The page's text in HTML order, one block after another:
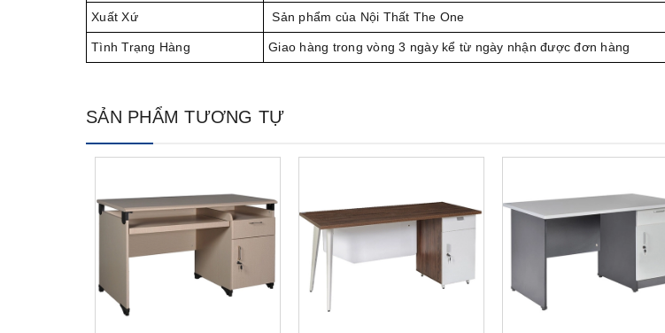
Xuất Xứ Sản phẩm của Nội Thất The One
Tình Trạng Hàng Giao hàng trong vòng 3 ngày kể từ ngày nhận được đơn hàng
SẢN PHẨM TƯƠNG TỰ